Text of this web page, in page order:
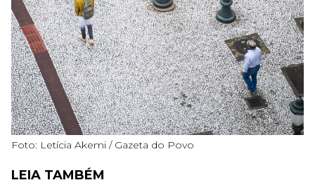
Foto: Letícia Akemi / Gazeta do Povo
LEIA TAMBÉM